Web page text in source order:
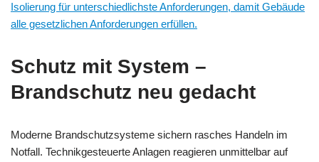
Isolierung für unterschiedlichste Anforderungen, damit Gebäude
alle gesetzlichen Anforderungen erfüllen.
Schutz mit System –
Brandschutz neu gedacht
Moderne Brandschutzsysteme sichern rasches Handeln im
Notfall. Technikgesteuerte Anlagen reagieren unmittelbar auf